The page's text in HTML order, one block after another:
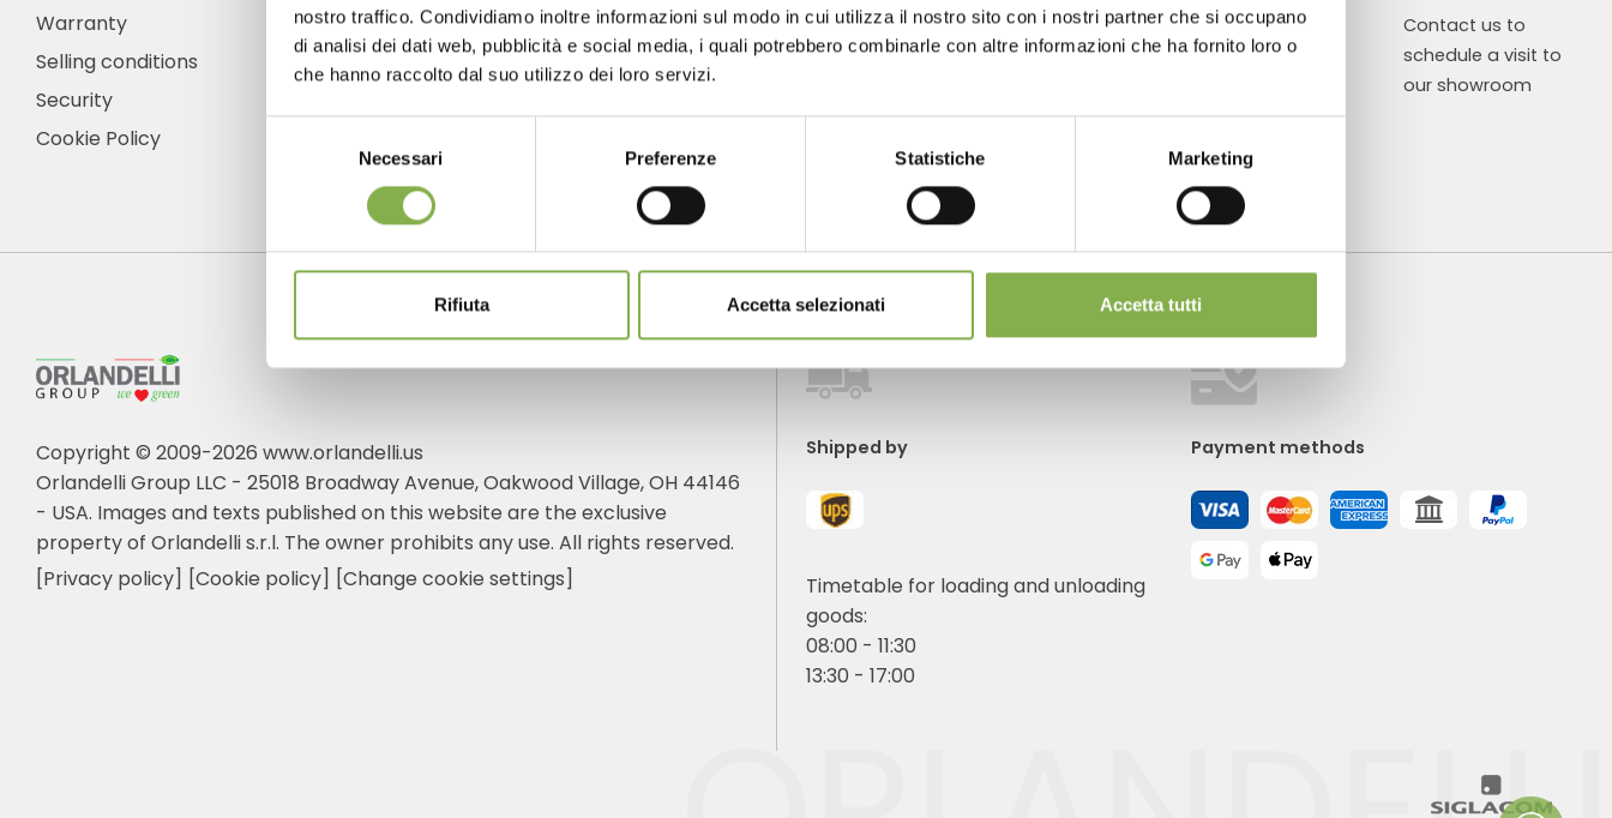
nostro traffico. Condividiamo inoltre informazioni sul modo in cui utilizza il nostro sito con i nostri partner che si occupano
di analisi dei dati web, pubblicità e social media, i quali potrebbero combinarle con altre informazioni che ha fornito loro o
che hanno raccolto dal suo utilizzo dei loro servizi.
Necessari Preferenze Statistiche Marketing
Rifiuta Accetta selezionati Accetta tutti
Warranty
Selling conditions
Security
Cookie Policy
Phone
From monday to
+1 904 294 5920
Over 40 years
of experience
Products ready
for delivery
Customized
projects for
flower sales
areas
Contact us to
schedule a visit to
our showroom
Copyright © 2009-2026 www.orlandelli.us
Orlandelli Group LLC - 25018 Broadway Avenue, Oakwood Village, OH 44146
- USA. Images and texts published on this website are the exclusive
property of Orlandelli s.r.l. The owner prohibits any use. All rights reserved.
[Privacy policy] [Cookie policy] [Change cookie settings]
Shipped by
Timetable for loading and unloading
goods:
08:00 - 11:30
13:30 - 17:00
Payment methods